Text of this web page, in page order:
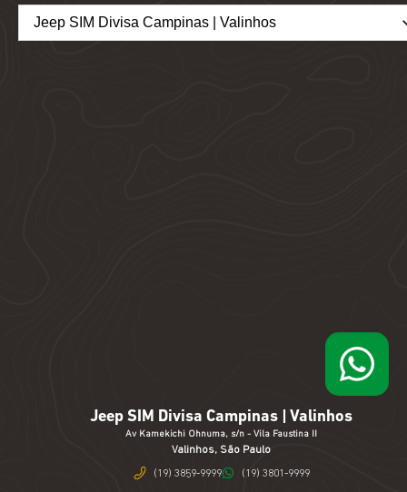
Jeep SIM Divisa Campinas | Valinhos
Av Kamekichi Ohnuma, s/n - Vila Faustina II
Valinhos, São Paulo
(19) 3859-9999 (19) 3801-9999